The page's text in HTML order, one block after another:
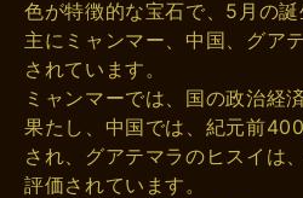
色が特徴的な宝石で、5月の誕
主にミャンマー、中国、グア
されています。
ミャンマーでは、国の政治経
果たし、中国では、紀元前
され、グアテマラのヒスイは
評価されています。